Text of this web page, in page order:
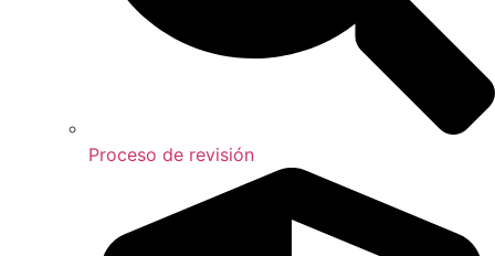
Proceso de revisión